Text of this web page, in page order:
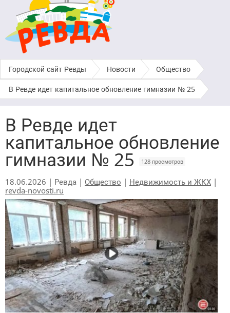
Городской сайт Ревды › Новости › Общество
В Ревде идет капитальное обновление гимназии № 25
В Ревде идет
капитальное обновление
гимназии № 25 128 просмотров
18.06.2026 | Ревда | Общество | Недвижимость и ЖКХ |
revda-novosti.ru